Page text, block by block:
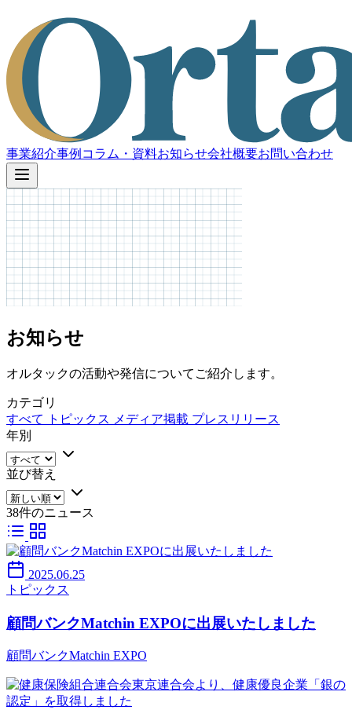
事業紹介事例 コラム・資料お知らせ会社概要お問い合わせ
お知らせ
オルタックの活動や発信についてご紹介します。
カテゴリ
すべて
トピックス メディア掲載 プレスリリース
年別
並び替え
38件のニュース
2025.06.25
トピックス
顧問バンクMatchin EXPOに出展いたしました
顧問バンクMatchin EXPO